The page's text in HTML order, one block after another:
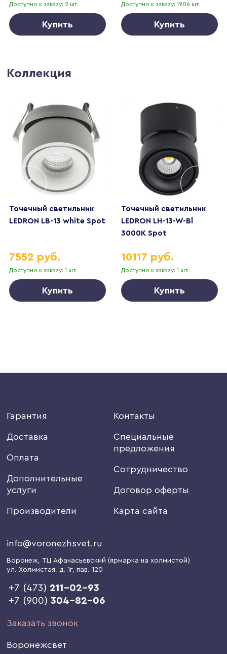
Доступно к заказу: 2 шт.
Купить
Доступно к заказу: 1906 шт.
Купить
Коллекция
Точечный светильник
LEDRON LB-13 white Spot
Доступно к заказу: 1 шт.
7552 руб.
Купить
Точечный светильник
LEDRON LH-13-W-Bl
3000K Spot
Доступно к заказу: 1 шт.
10117 руб.
Купить
Гарантия
Доставка
Оплата
Дополнительные
услуги
Производители
Контакты
Специальные
предложения
Сотрудничество
Договор оферты
Карта сайта
info@voronezhsvet.ru
Воронеж, ТЦ Афанасьевский (ярмарка на холмистой)
ул. Холмистая, д. 1г, пав. 120
+7 (473) 211-02-93
+7 (900)304-82-06
Заказать звонок
Воронежсвет